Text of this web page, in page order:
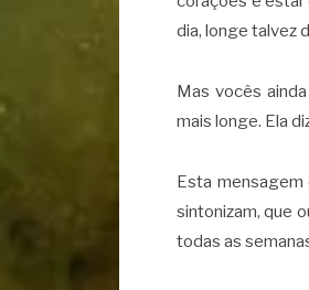
dia, longe talvez
Mas vocês
mais longe. Ela
Esta mensagem
sintonizam, que
todas as